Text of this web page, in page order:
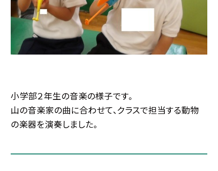
小学部２年生の音楽の様子です。
山の音楽家の曲に合わせて、クラスで担当する動物
の楽器を演奏しました。